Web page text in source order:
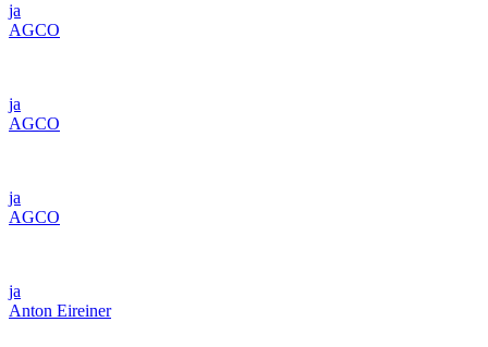
ja
AGCO
ja
AGCO
ja
AGCO
ja
Anton Eireiner